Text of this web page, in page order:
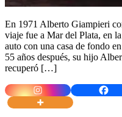
En 1971 Alberto Giampieri
viaje fue a Mar del Plata, en
auto con una casa de fondo
55 años después, su hijo
recuperó […]